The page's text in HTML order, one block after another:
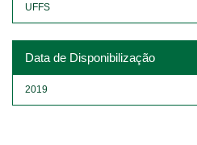
UFFS
Data de Disponibilização
2019